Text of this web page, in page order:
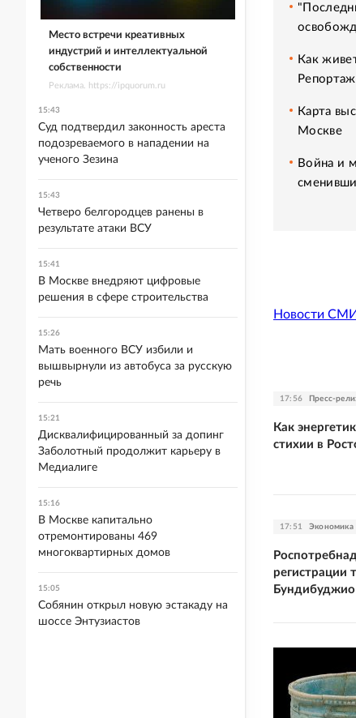
Как
Карта
Москве
Война и
Новости
17:56 Пресс-
Как
стихии в
17:51 Экономика
регистрации
Бундибуджио
Место встречи креативных
индустрий и интеллектуальной
собственности
Реклама. https://ipquorum.ru
15:43
Суд подтвердил законность ареста
подозреваемого в нападении на
ученого Зезина
15:43
Четверо белгородцев ранены в
результате атаки ВСУ
15:41
В Москве внедряют цифровые
решения в сфере строительства
15:26
Мать военного ВСУ избили и
вышвырнули из автобуса за русскую
речь
15:21
Дисквалифицированный за допинг
Заболотный продолжит карьеру в
Медиалиге
15:16
В Москве капитально
отремонтированы 469
многоквартирных домов
15:05
Собянин открыл новую эстакаду на
шоссе Энтузиастов